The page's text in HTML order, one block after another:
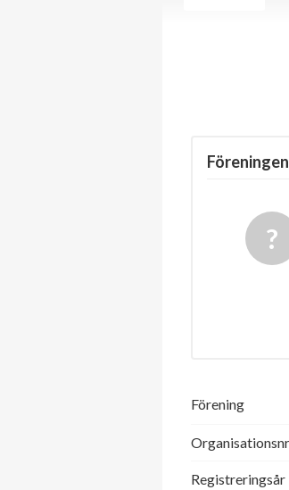
Förening
Organisationsnr
Registreringsår